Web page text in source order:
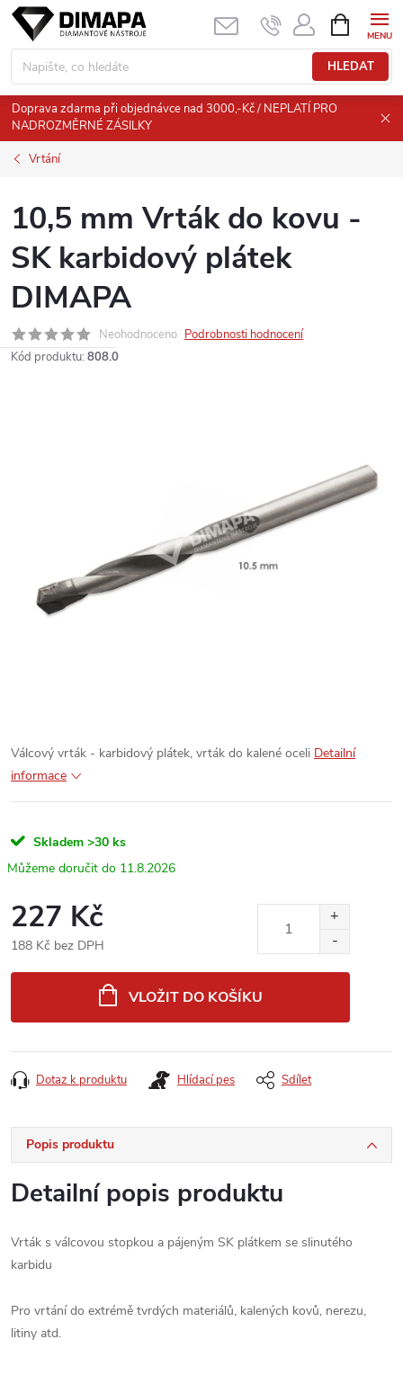
Přejít
obsah
HLEDAT
NÁKUPNÍ
KOŠÍK
Doprava zdarma při objednávce nad 3000,-Kč / NEPLATÍ PRO
NADROZMĚRNÉ ZÁSILKY
Vrtání
10,5 mm Vrták do kovu -
SK karbidový plátek
DIMAPA
Neohodnoceno Podrobnosti hodnocení
Kód produktu: 808.0
Válcový vrták - karbidový plátek, vrták do kalené oceli Detailní
informace
Skladem >30 ks
11.8.2026
227 Kč
188 Kč bez DPH
VLOŽIT DO KOŠÍKU
Dotaz k produktu Hlídací pes Sdílet
Popis produktu
Detailní popis produktu
Vrták s válcovou stopkou a pájeným SK plátkem se slinutého
karbidu
Pro vrtání do extrémě tvrdých materiálů, kalených kovů, nerezu,
litiny atd.